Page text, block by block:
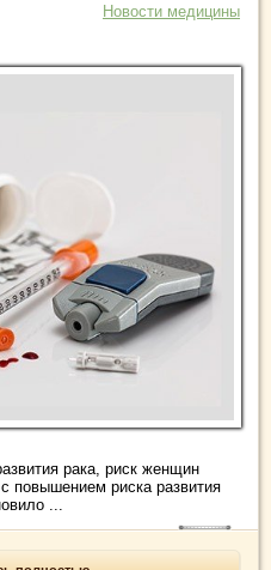
Новости медицины
рака, риск женщин
повышением риска развития
...